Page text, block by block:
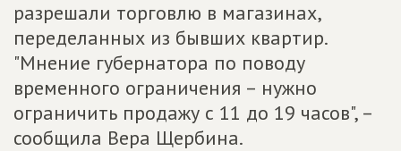
разрешали торговлю в магазинах,
переделанных из бывших квартир.
"Мнение губернатора по поводу
временного ограничения – нужно
ограничить продажу с 11 до 19 часов", –
сообщила Вера Щербина.